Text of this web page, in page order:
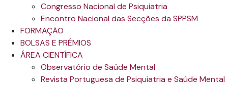
Congresso Nacional de Psiquiatria
Encontro Nacional das Secções da SPPSM
FORMAÇÃO
BOLSAS E PRÉMIOS
ÁREA CIENTÍFICA
Observatório de Saúde Mental
Revista Portuguesa de Psiquiatria e Saúde Mental